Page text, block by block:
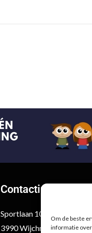
Om de beste
informatie over
Contactinformatie
Sportlaan 10
3990 Wijchmaal-Peer